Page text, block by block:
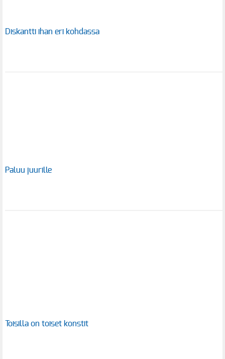
Diskantti ihan eri kohdassa
Paluu juurille
Toisilla on toiset konstit